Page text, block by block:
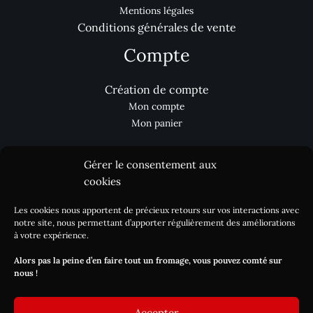
Gérer le consentement aux
cookies
Les cookies nous apportent de précieux retours sur vos interactions avec
notre site, nous permettant d’apporter régulièrement des améliorations
à votre expérience.
Alors pas la peine d’en faire tout un fromage, vous pouvez comté sur
nous !
Mentions légales
Conditions générales de vente
Compte
Création de compte
Mon compte
Mon panier
Nous contacter
Processus de commande
Livraison / DLC